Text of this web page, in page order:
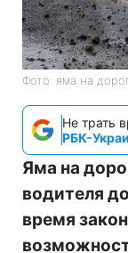
Фото: яма на
Не трать
РБК-
Яма на
водителя
время